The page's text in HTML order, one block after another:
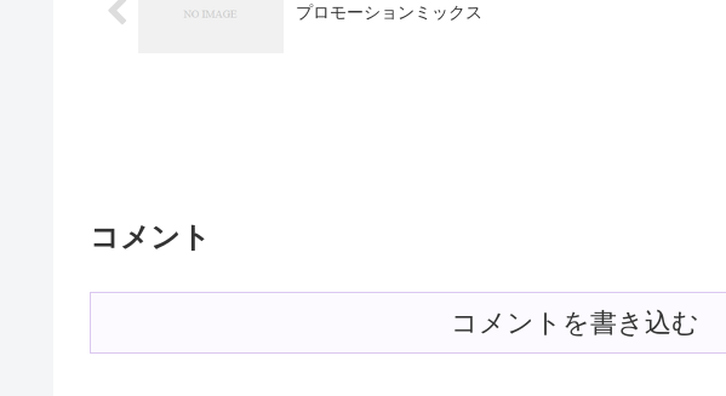
プロモーションミックス
コメント
コメントを書き込む